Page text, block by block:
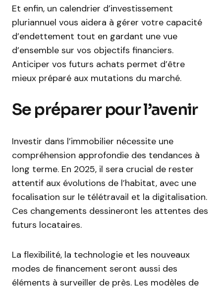
Et enfin, un calendrier d’investissement
pluriannuel vous aidera à gérer votre capacité
d’endettement tout en gardant une vue
d’ensemble sur vos objectifs financiers.
Anticiper vos futurs achats permet d’être
mieux préparé aux mutations du marché.
Se préparer pour l’avenir
Investir dans l’immobilier nécessite une
compréhension approfondie des tendances à
long terme. En 2025, il sera crucial de rester
attentif aux évolutions de l’habitat, avec une
focalisation sur le télétravail et la digitalisation.
Ces changements dessineront les attentes des
futurs locataires.
La flexibilité, la technologie et les nouveaux
modes de financement seront aussi des
éléments à surveiller de près. Les modèles de